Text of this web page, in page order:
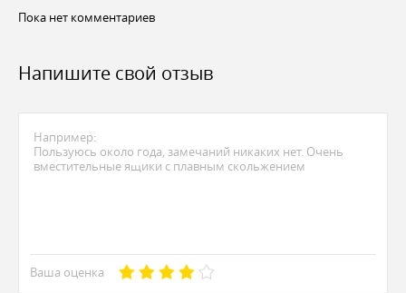
Пока нет комментариев
Напишите свой отзыв
Ваша оценка